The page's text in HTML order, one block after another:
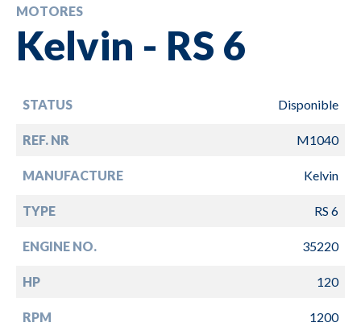
MOTORES
Kelvin - RS 6
STATUS Disponible
REF. NR M1040
MANUFACTURE Kelvin
TYPE RS 6
ENGINE NO. 35220
HP 120
RPM 1200